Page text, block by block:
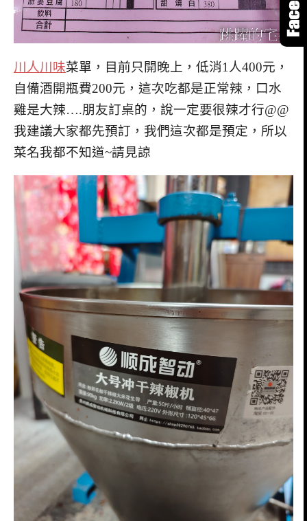
川人川味菜單，目前只開晚上，低消1人400元，
自備酒開瓶費200元，這次吃都是正常辣，口水
雞是大辣….朋友訂桌的，說一定要很辣才行@@
我建議大家都先預訂，我們這次都是預定，所以
菜名我都不知道~請見諒